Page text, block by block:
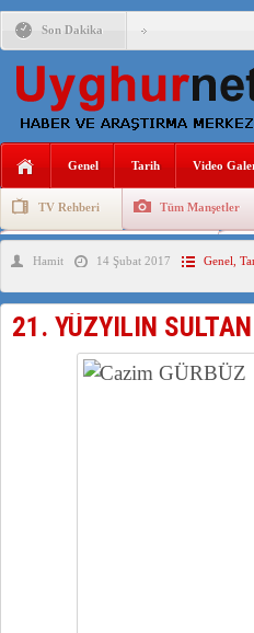
Son Dakika
ÇİN’İN
ANAHTAR
DİYANET
150 YILDIR
ÇİN’İN UYGUR
MHP’DEN
Genel Tarih Video
TV Rehberi Tüm Manşetler
Uygurlarda Düğün ve Cenaze
Hamit 14 Şubat 2017 Genel
21. YÜZYILIN